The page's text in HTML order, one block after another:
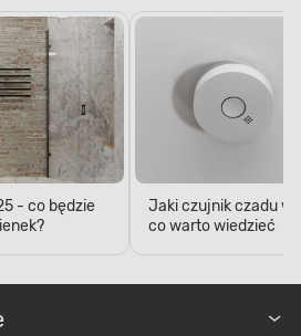
- co będzie
Jaki czujnik czadu
co warto wiedzieć